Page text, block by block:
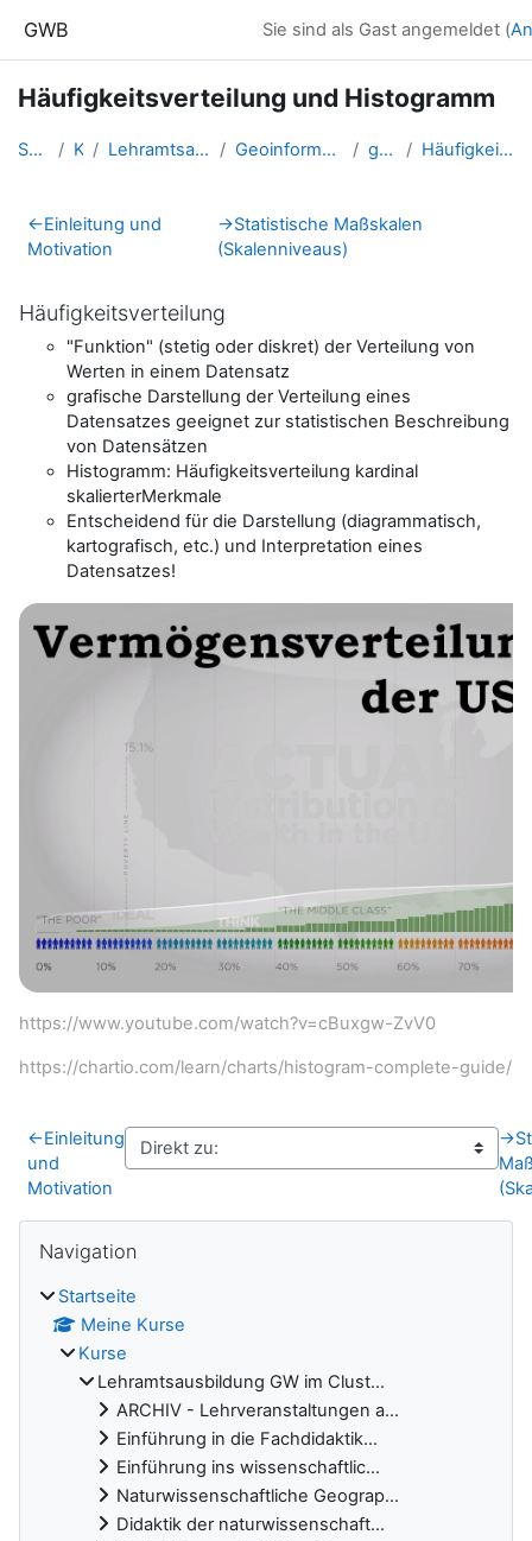
GWB Sie sind als Gast angemeldet (
Häufigkeitsverteilung und Histogramm
Startseite Kurse Lehramtsausbildung GW im Clust... Geoinformation und Geokommunik... gw_Statistik Häufigkeitsverteilung und Hist...
Abschnittsübersicht
←Einleitung und
Motivation
→Statistische Maßskalen
(Skalenniveaus)
Häufigkeitsverteilung
"Funktion" (stetig oder diskret) der Verteilung von
Werten in einem Datensatz
grafische Darstellung der Verteilung eines
Datensatzes geeignet zur statistischen Beschreibung
von Datensätzen
Histogramm: Häufigkeitsverteilung kardinal
skalierterMerkmale
Entscheidend für die Darstellung (diagrammatisch,
kartografisch, etc.) und Interpretation eines
Datensatzes!
https://www.youtube.com/watch?v=cBuxgw-ZvV0
https://chartio.com/learn/charts/histogram-complete-guide/
←Einleitung
und
Motivation
→
Navigation
Startseite
Meine Kurse
Kurse
Lehramtsausbildung GW im Clust...
ARCHIV - Lehrveranstaltungen a...
Einführung in die Fachdidaktik...
Einführung ins wissenschaftlic...
Naturwissenschaftliche Geograp...
Didaktik der naturwissenschaft...